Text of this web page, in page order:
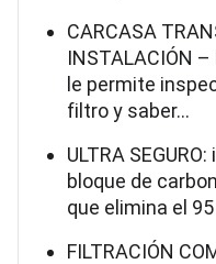
CARCASA
INSTALACIÓN
le permite
filtro y saber…
ULTRA
bloque de
que elimina el
FILTRACIÓN